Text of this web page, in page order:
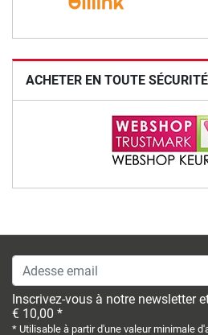
ACHETER EN TOUTE SÉCURITÉ
Adesse email
Inscrivez-vous à notre newsletter
€ 10,00 *
* Utilisable à partir d'une valeur minimale